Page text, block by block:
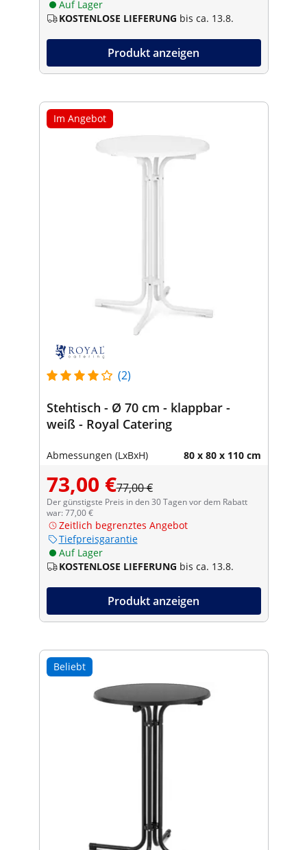
Auf Lager
KOSTENLOSE LIEFERUNG bis ca. 13.8.
Produkt anzeigen
Im Angebot
(2)
Stehtisch - Ø 70 cm - klappbar -
weiß - Royal Catering
Abmessungen (LxBxH) 80 x 80 x 110 cm
73,00 €77,00 €
Der günstigste Preis in den 30 Tagen vor dem Rabatt
war: 77,00 €
Zeitlich begrenztes Angebot
Tiefpreisgarantie
Auf Lager
KOSTENLOSE LIEFERUNG bis ca. 13.8.
Produkt anzeigen
Beliebt